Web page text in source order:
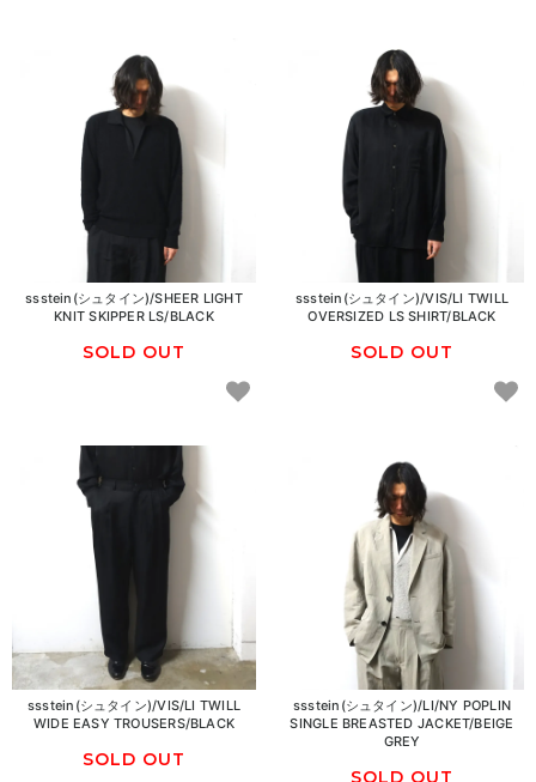
ssstein(シュタイン)/SHEER LIGHT
KNIT SKIPPER LS/BLACK
SOLD OUT
ssstein(シュタイン)/VIS/LI TWILL
OVERSIZED LS SHIRT/BLACK
SOLD OUT
ssstein(シュタイン)/VIS/LI TWILL
WIDE EASY TROUSERS/BLACK
SOLD OUT
ssstein(シュタイン)/LI/NY POPLIN
SINGLE BREASTED JACKET/BEIGE
GREY
SOLD OUT